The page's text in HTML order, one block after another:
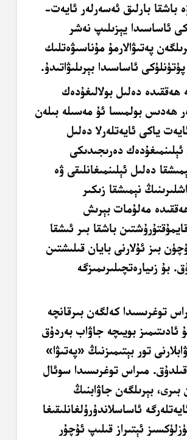
باشقا بارلىق ئەسەرلەر ئايەت-
ئاساسىدا يېزىلىپ نەشر
پەتىۋالارمۇ مۇناسىۋەتلىك
ئاساسىدا بېرىلىۋاتىدۇ.
ھەققىدە دەلىل بولالىغۇدەك
ھەدىس بولمىسا ئۇ مەسىلە بىلەن
ياكى ئايەتلەرلا دەلىل
ئېلىنمىغۇدەك دەرىجىدىكى
دەلىل ئېلىنمىغانلىقى ۋە
نېمىشقا زىكىر
ھەققىدە مەلۇمات بېرىش
باشقا بىر ئىشقا
بىز ئۇلارنى بايان قىلىشتىن
بۇ زىيارەتچىلىرىمىزگە
توغرىسىدا كەلگەن بىرقانچە
ئادىتىمىز بويىچە جاۋاب بەردۇق
تور بېتىمىزنىڭ «پەتىۋا»
مىراس توغرىسىدا سوئال
بىرى، بېرىلگەن جاۋابنىڭ
ئاساسلاندۇرۇلغانلىقىغا
ئېتىراز قىلىپ ئۇچۇر